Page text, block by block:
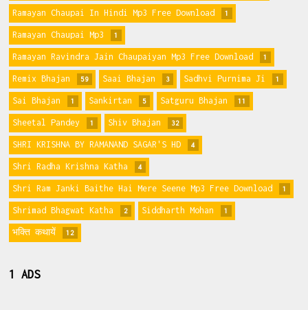
Ramayan Chaupai In Hindi Mp3 Free Download 1
Ramayan Chaupai Mp3 1
Ramayan Ravindra Jain Chaupaiyan Mp3 Free Download 1
Remix Bhajan 59 Saai Bhajan 3 Sadhvi Purnima Ji 1
Sai Bhajan 1 Sankirtan 5 Satguru Bhajan 11
Sheetal Pandey 1 Shiv Bhajan 32
SHRI KRISHNA BY RAMANAND SAGAR'S HD 4
Shri Radha Krishna Katha 4
Shri Ram Janki Baithe Hai Mere Seene Mp3 Free Download 1
Shrimad Bhagwat Katha 2 Siddharth Mohan 1
भक्ति कथायें 12
1 ADS